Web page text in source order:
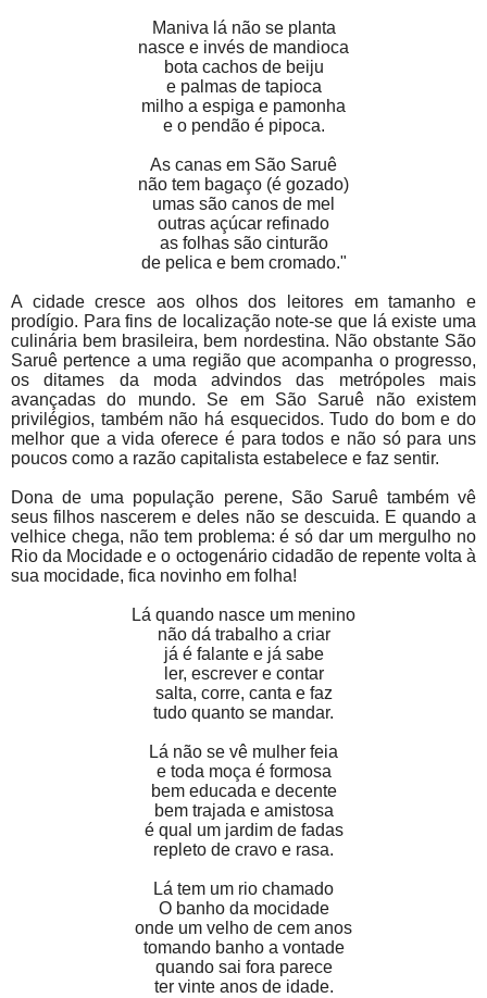
Maniva lá não se planta
nasce e invés de mandioca
bota cachos de beiju
e palmas de tapioca
milho a espiga e pamonha
e o pendão é pipoca.
As canas em São Saruê
não tem bagaço (é gozado)
umas são canos de mel
outras açúcar refinado
as folhas são cinturão
de pelica e bem cromado."
A cidade cresce aos olhos dos leitores em tamanho e
prodígio. Para fins de localização note-se que lá existe uma
culinária bem brasileira, bem nordestina. Não obstante São
Saruê pertence a uma região que acompanha o progresso,
os ditames da moda advindos das metrópoles mais
avançadas do mundo. Se em São Saruê não existem
privilégios, também não há esquecidos. Tudo do bom e do
melhor que a vida oferece é para todos e não só para uns
poucos como a razão capitalista estabelece e faz sentir.
Dona de uma população perene, São Saruê também vê
seus filhos nascerem e deles não se descuida. E quando a
velhice chega, não tem problema: é só dar um mergulho no
Rio da Mocidade e o octogenário cidadão de repente volta à
sua mocidade, fica novinho em folha!
Lá quando nasce um menino
não dá trabalho a criar
já é falante e já sabe
ler, escrever e contar
salta, corre, canta e faz
tudo quanto se mandar.
Lá não se vê mulher feia
e toda moça é formosa
bem educada e decente
bem trajada e amistosa
é qual um jardim de fadas
repleto de cravo e rasa.
Lá tem um rio chamado
O banho da mocidade
onde um velho de cem anos
tomando banho a vontade
quando sai fora parece
ter vinte anos de idade.